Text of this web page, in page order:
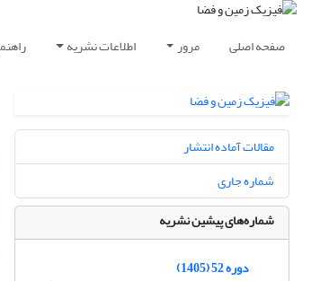
صفحه اصلی مرور اطلاعات نشریه
مقالات آماده انتشار
شماره جاری
شماره‌های پیشین نشریه
دوره 52 (1405)